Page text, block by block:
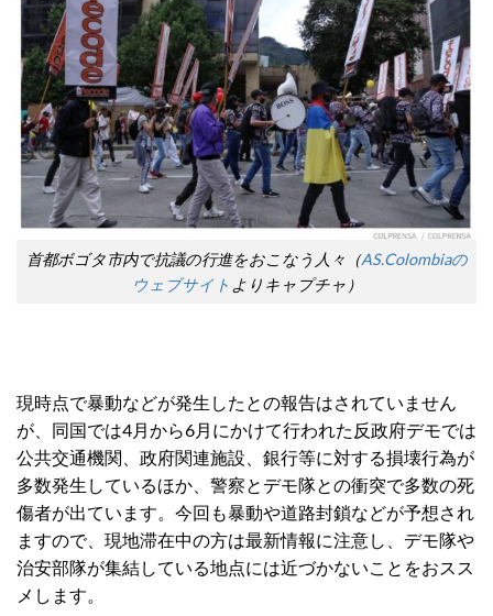
首都ボゴタ市内で抗議の行進をおこなう人々（AS.Colombiaの
ウェブサイト よりキャプチャ）
現時点で暴動などが発生したとの報告はされていません
が、同国では4月から6月にかけて行われた反政府デモでは
公共交通機関、政府関連施設、銀行等に対する損壊行為が
多数発生しているほか、警察とデモ隊との衝突で多数の死
傷者が出ています。今回も暴動や道路封鎖などが予想され
ますので、現地滞在中の方は最新情報に注意し、デモ隊や
治安部隊が集結している地点には近づかないことをおスス
メします。